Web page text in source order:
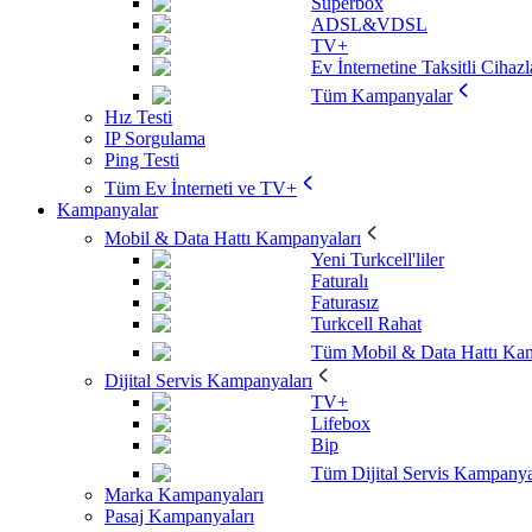
ADSL&VDSL
TV+
Ev İnternetine Taksitli
Tüm Kampanyalar
Hız Testi
IP Sorgulama
Ping Testi
Tüm Ev İnterneti ve TV+
Kampanyalar
Mobil & Data Hattı Kampanyaları
Yeni Turkcell'liler
Faturalı
Faturasız
Turkcell Rahat
Tüm Mobil & Data Hattı
Dijital Servis Kampanyaları
TV+
Lifebox
Bip
Tüm Dijital Servis
Marka Kampanyaları
Pasaj Kampanyaları